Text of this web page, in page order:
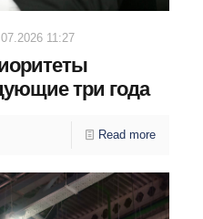
11:27
три года
Read more